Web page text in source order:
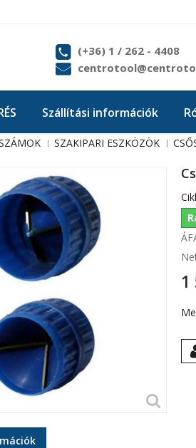
(+36) 1 / 262 - 4408
Szállítási információk
SZAKIPARI ESZKÖZÖK
1